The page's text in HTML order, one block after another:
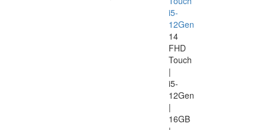
i5-
12Gen
14
FHD
Touch
|
i5-
12Gen
|
16GB